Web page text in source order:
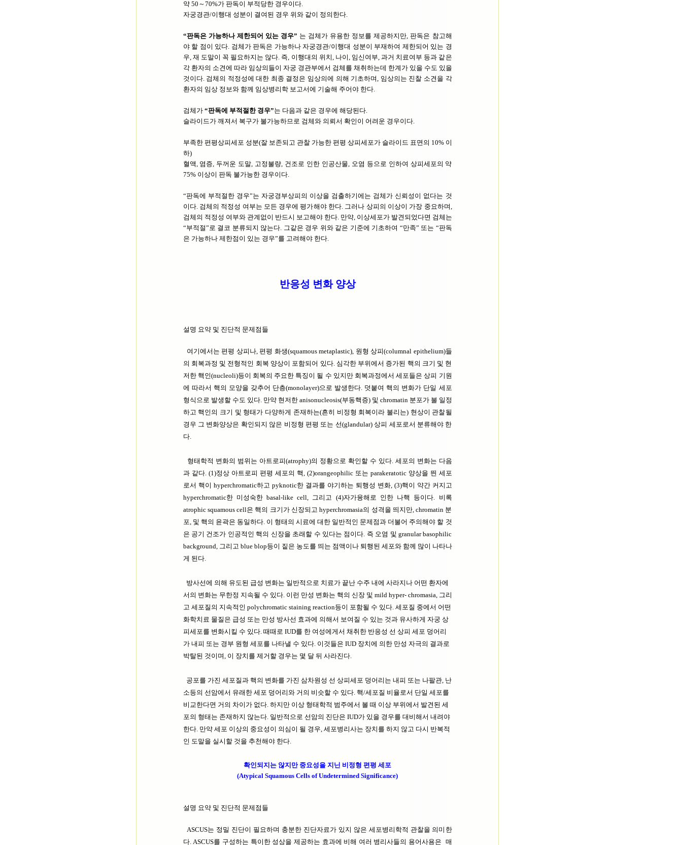
약 50～70%가 판독이 부적당한 경우이다.
자궁경관/이행대 성분이 결여된 경우 위와 같이 정의한다.
“판독은 가능하나 제한되어 있는 경우” 는 검체가 유용한 정보를 제공하지만, 판독은 참고해
야 할 점이 있다. 검체가 판독은 가능하나 자궁경관/이행대 성분이 부재하여 제한되어 있는 경
우, 재 도말이 꼭 필요하지는 않다. 즉, 이행대의 위치, 나이, 임신여부, 과거 치료여부 등과 같은
각 환자의 소견에 따라 임상의들이 자궁 경관부에서 검체를 채취하는데 한계가 있을 수도 있을
것이다. 검체의 적정성에 대한 최종 결정은 임상의에 의해 기초하며, 임상의는 진찰 소견을 각
환자의 임상 정보와 함께 임상병리학 보고서에 기술해 주어야 한다.
검체가 “판독에 부적절한 경우”는 다음과 같은 경우에 해당된다.
슬라이드가 깨져서 복구가 불가능하므로 검체와 의뢰서 확인이 어려운 경우이다.
부족한 편평상피세포 성분(잘 보존되고 관찰 가능한 편평 상피세포가 슬라이드 표면의 10% 이
하)
혈액, 염증, 두꺼운 도말, 고정불량, 건조로 인한 인공산물, 오염 등으로 인하여 상피세포의 약
75% 이상이 판독 불가능한 경우이다.
“판독에 부적절한 경우”는 자궁경부상피의 이상을 검출하기에는 검체가 신뢰성이 없다는 것
이다. 검체의 적정성 여부는 모든 경우에 평가해야 한다. 그러나 상피의 이상이 가장 중요하며,
검체의 적정성 여부와 관계없이 반드시 보고해야 한다. 만약, 이상세포가 발견되었다면 검체는
“부적절”로 결코 분류되지 않는다. 그같은 경우 위와 같은 기준에 기초하여 “만족” 또는 “판독
은 가능하나 제한점이 있는 경우”를 고려해야 한다.
반응성 변화 양상
설명 요약 및 진단적 문제점들
여기에서는 편평 상피나, 편평 화생(squamous metaplastic), 원형 상피(columnal epithelium)들
의 회복과정 및 전형적인 회복 양상이 포함되어 있다. 심각한 부위에서 증가된 핵의 크기 및 현
저한 핵인(nucleoli)등이 회복의 주요한 특징이 될 수 있지만 회복과정에서 세포들은 상피 기원
에 따라서 핵의 모양을 갖추어 단층(monolayer)으로 발생한다. 덧붙여 핵의 변화가 단일 세포
형식으로 발생할 수도 있다. 만약 현저한 anisonucleosis(부동핵증) 및 chromatin 분포가 불 일정
하고 핵인의 크기 및 형태가 다양하게 존재하는(흔히 비정형 회복이라 불리는) 현상이 관찰될
경우 그 변화양상은 확인되지 않은 비정형 편평 또는 선(glandular) 상피 세포로서 분류해야 한
다.
형태학적 변화의 범위는 아트로피(atrophy)의 정황으로 확인할 수 있다. 세포의 변화는 다음
과 같다. (1)정상 아트로피 편평 세포의 핵, (2)orangeophilic 또는 parakeratotic 양상을 띈 세포
로서 핵이 hyperchromatic하고 pyknotic한 결과를 야기하는 퇴행성 변화, (3)핵이 약간 커지고
hyperchromatic한 미성숙한 basal-like cell, 그리고 (4)자가융해로 인한 나핵 등이다. 비록
atrophic squamous cell은 핵의 크기가 신장되고 hyperchromasia의 성격을 띄지만, chromatin 분
포, 및 핵의 윤곽은 동일하다. 이 형태의 시료에 대한 일반적인 문제점과 더불어 주의해야 할 것
은 공기 건조가 인공적인 핵의 신장을 초래할 수 있다는 점이다. 즉 오염 및 granular basophilic
background, 그리고 blue blop등이 짙은 농도를 띄는 점액이나 퇴행된 세포와 함께 많이 나타나
게 된다.
방사선에 의해 유도된 급성 변화는 일반적으로 치료가 끝난 수주 내에 사라지나 어떤 환자에
서의 변화는 무한정 지속될 수 있다. 이런 만성 변화는 핵의 신장 및 mild hyper- chromasia, 그리
고 세포질의 지속적인 polychromatic staining reaction등이 포함될 수 있다. 세포질 중에서 어떤
화학치료 물질은 급성 또는 만성 방사선 효과에 의해서 보여질 수 있는 것과 유사하게 자궁 상
피세포를 변화시킬 수 있다. 때때로 IUD를 한 여성에게서 채취한 반응성 선 상피 세포 덩어리
가 내피 또는 경부 원형 세포를 나타낼 수 있다. 이것들은 IUD 장치에 의한 만성 자극의 결과로
박탈된 것이며, 이 장치를 제거할 경우는 몇 달 뒤 사라진다.
공포를 가진 세포질과 핵의 변화를 가진 삼차원성 선 상피세포 덩어리는 내피 또는 나팔관, 난
소등의 선암에서 유래한 세포 덩어리와 거의 비슷할 수 있다. 핵/세포질 비율로서 단일 세포를
비교한다면 거의 차이가 없다. 하지만 이상 형태학적 범주에서 볼 때 이상 부위에서 발견된 세
포의 형태는 존재하지 않는다. 일반적으로 선암의 진단은 IUD가 있을 경우를 대비해서 내려야
한다. 만약 세포 이상의 중요성이 의심이 될 경우, 세포병리사는 장치를 하지 않고 다시 반복적
인 도말을 실시할 것을 추천해야 한다.
확인되지는 않지만 중요성을 지닌 비정형 편평 세포
(Atypical Squamous Cells of Undetermined Significance)
설명 요약 및 진단적 문제점들
ASCUS는 정밀 진단이 필요하며 충분한 진단자료가 있지 않은 세포병리학적 관찰을 의미한
다. ASCUS를 구성하는 특이한 성상을 제공하는 효과에 비해 여러 병리사들의 용어사용은 매